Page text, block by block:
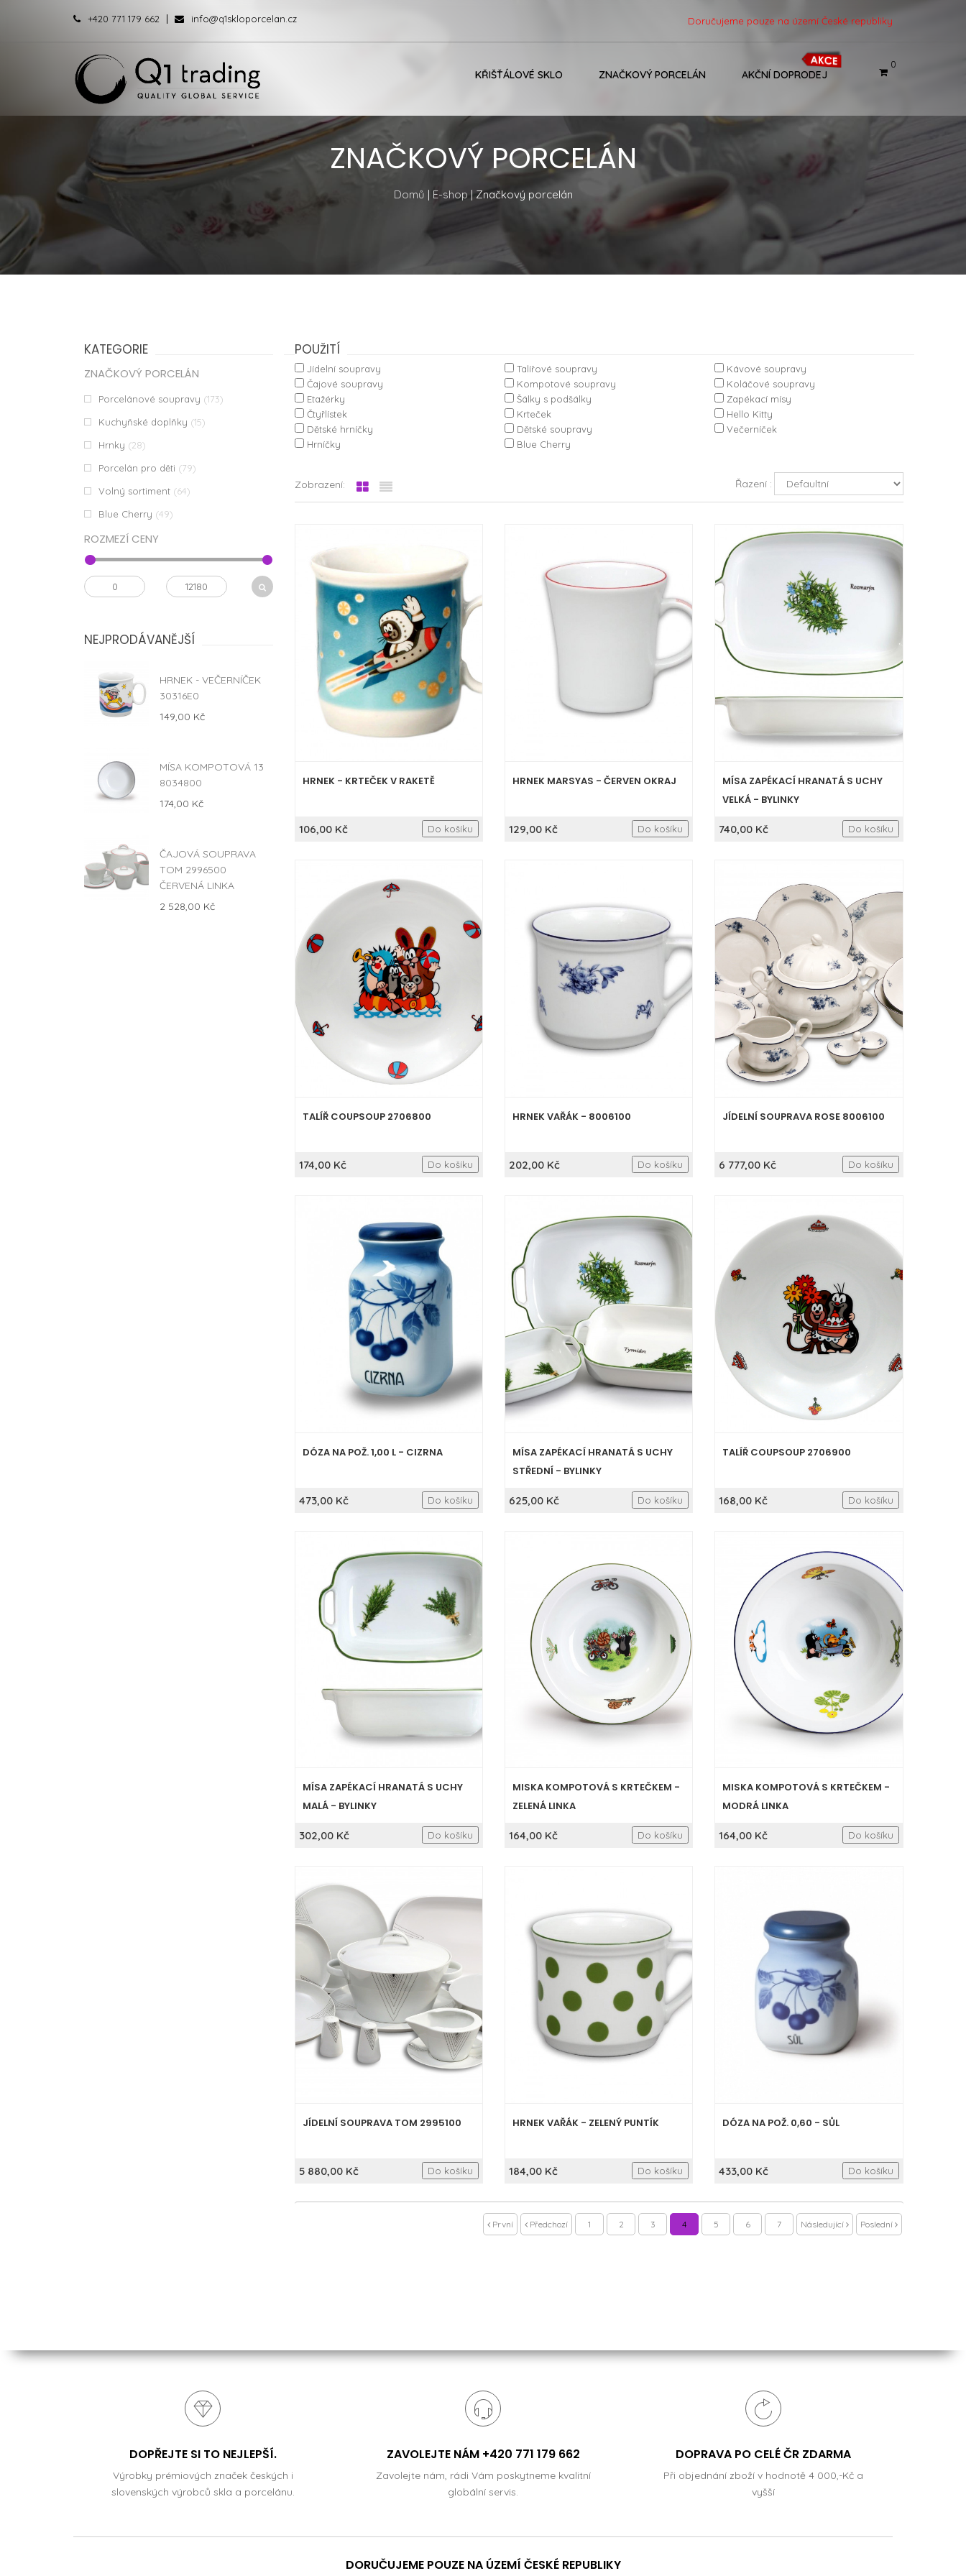
+420 771 179 662 info@q1skloporcelan.cz Doručujeme pouze na území České republiky
KŘIŠŤÁLOVÉ SKLO ZNAČKOVÝ PORCELÁN AKČNÍ DOPRODEJ
0
ZNAČKOVÝ PORCELÁN
Domů | E-shop| Značkový porcelán
KATEGORIE
ZNAČKOVÝ PORCELÁN
Porcelánové soupravy (173)
Kuchyňské doplňky (15)
Hrnky (28)
Porcelán pro děti (79)
Volný sortiment (64)
Blue Cherry (49)
ROZMEZÍ CENY
NEJPRODÁVANĚJŠÍ
HRNEK - VEČERNÍČEK
30316E0
149,00 Kč
MÍSA KOMPOTOVÁ 13
8034800
174,00 Kč
ČAJOVÁ SOUPRAVA
TOM 2996500
ČERVENÁ LINKA
2 528,00 Kč
POUŽITÍ
Jídelní soupravy Talířové soupravy
Kávové soupravy
Čajové soupravy
Kompotové soupravy
Koláčové soupravy
Etažérky
Šálky s podšálky
Zapékací mísy
Čtyřlístek
Krteček
Hello Kitty
Dětské hrníčky
Dětské soupravy
Večerníček
Hrníčky
Blue Cherry
Zobrazení: Řazení :
HRNEK - KRTEČEK V RAKETĚ
106,00 Kč Do košíku
HRNEK MARSYAS - ČERVEN OKRAJ
129,00 Kč Do košíku
MÍSA ZAPÉKACÍ HRANATÁ S UCHY
VELKÁ - BYLINKY
740,00 Kč Do košíku
TALÍŘ COUPSOUP 2706800
174,00 Kč Do košíku
HRNEK VAŘÁK - 8006100
202,00 Kč Do košíku
JÍDELNÍ SOUPRAVA ROSE 8006100
6 777,00 Kč Do košíku
DÓZA NA POŽ. 1,00 L - CIZRNA
473,00 Kč Do košíku
MÍSA ZAPÉKACÍ HRANATÁ S UCHY
STŘEDNÍ - BYLINKY
625,00 Kč Do košíku
TALÍŘ COUPSOUP 2706900
168,00 Kč Do košíku
MÍSA ZAPÉKACÍ HRANATÁ S UCHY
MALÁ - BYLINKY
302,00 Kč Do košíku
MISKA KOMPOTOVÁ S KRTEČKEM -
ZELENÁ LINKA
164,00 Kč Do košíku
MISKA KOMPOTOVÁ S KRTEČKEM -
MODRÁ LINKA
164,00 Kč Do košíku
JÍDELNÍ SOUPRAVA TOM 2995100
5 880,00 Kč Do košíku
HRNEK VAŘÁK - ZELENÝ PUNTÍK
184,00 Kč Do košíku
DÓZA NA POŽ. 0,60 - SŮL
433,00 Kč Do košíku
První Předchozí 1 2 3 4 5 6 7 Následující Poslední
DOPŘEJTE SI TO NEJLEPŠÍ.
Výrobky prémiových značek českých i
slovenských výrobců skla a porcelánu.
ZAVOLEJTE NÁM +420 771 179 662
Zavolejte nám, rádi Vám poskytneme kvalitní
globální servis.
DOPRAVA PO CELÉ ČR ZDARMA
Při objednání zboží v hodnotě 4 000,-Kč a
vyšší
DORUČUJEME POUZE NA ÚZEMÍ ČESKÉ REPUBLIKY